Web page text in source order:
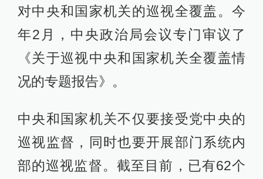
对中央和国家机关的巡视全覆盖。今
年2月，中央政治局会议专门审议了
《关于巡视中央和国家机关全覆盖情
况的专题报告》。
中央和国家机关不仅要接受党中央的
巡视监督，同时也要开展部门系统内
部的巡视监督。截至目前，已有62个